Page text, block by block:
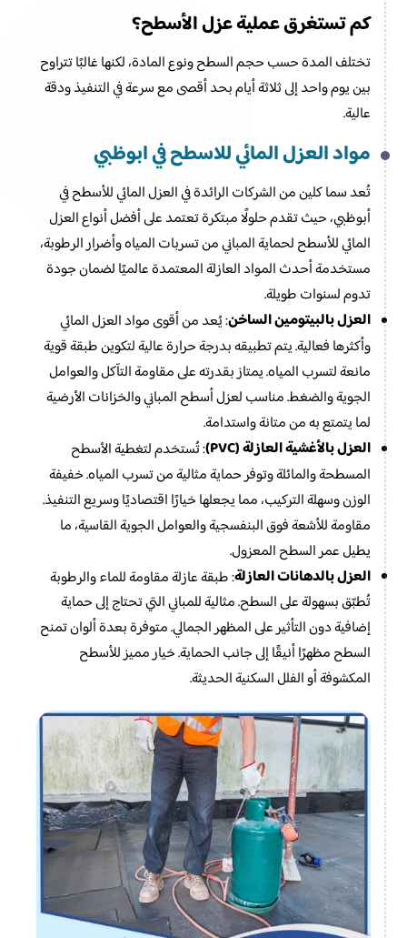
كم تستغرق عملية عزل الأسطح؟
تختلف المدة حسب حجم السطح ونوع المادة، لكنها غالبًا تتراوح
بين يوم واحد إلى ثلاثة أيام بحد أقصى مع سرعة في التنفيذ ودقة
عالية.
مواد العزل المائي للاسطح​ في ابوظبي
تُعد سما كلين من الشركات الرائدة في العزل المائي للأسطح في
أبوظبي، حيث تقدم حلولًا مبتكرة تعتمد على أفضل أنواع العزل
المائي للأسطح لحماية المباني من تسربات المياه وأضرار الرطوبة،
مستخدمة أحدث المواد العازلة المعتمدة عالميًا لضمان جودة
تدوم لسنوات طويلة.
العزل بالبيتومين الساخن: يُعد من أقوى مواد العزل المائي
وأكثرها فعالية. يتم تطبيقه بدرجة حرارة عالية لتكوين طبقة قوية
مانعة لتسرب المياه. يمتاز بقدرته على مقاومة التآكل والعوامل
الجوية والضغط. مناسب لعزل أسطح المباني والخزانات الأرضية
لما يتمتع به من متانة واستدامة.
العزل بالأغشية العازلة (PVC)
: تُستخدم لتغطية الأسطح
المسطحة والمائلة وتوفر حماية مثالية من تسرب المياه. خفيفة
الوزن وسهلة التركيب، مما يجعلها خيارًا اقتصاديًا وسريع التنفيذ.
مقاومة للأشعة فوق البنفسجية والعوامل الجوية القاسية، ما
يطيل عمر السطح المعزول.
العزل بالدهانات العازلة: طبقة عازلة مقاومة للماء والرطوبة
تُطبّق بسهولة على السطح. مثالية للمباني التي تحتاج إلى حماية
إضافية دون التأثير على المظهر الجمالي. متوفرة بعدة ألوان تمنح
السطح مظهرًا أنيقًا إلى جانب الحماية. خيار مميز للأسطح
المكشوفة أو الفلل السكنية الحديثة.